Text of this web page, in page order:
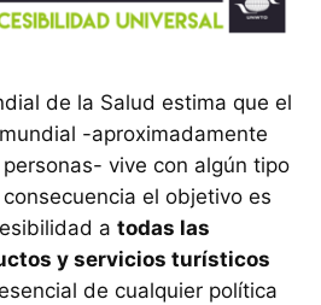
de la Salud estima que el
-aproximadamente
vive con algún tipo
el objetivo es
a todas las
y servicios turísticos
de cualquier política